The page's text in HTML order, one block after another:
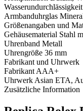
Wasserundurchlässigkeit
Armbanduhrglas
Größenangaben und
Gehäusematerial Stahl
Uhrenband Metall
Uhrengröße 36 mm
Fabrikant und Uhrwerk
Fabrikant AAA+
Uhrwerk Asian ETA,
Zusätzliche Information